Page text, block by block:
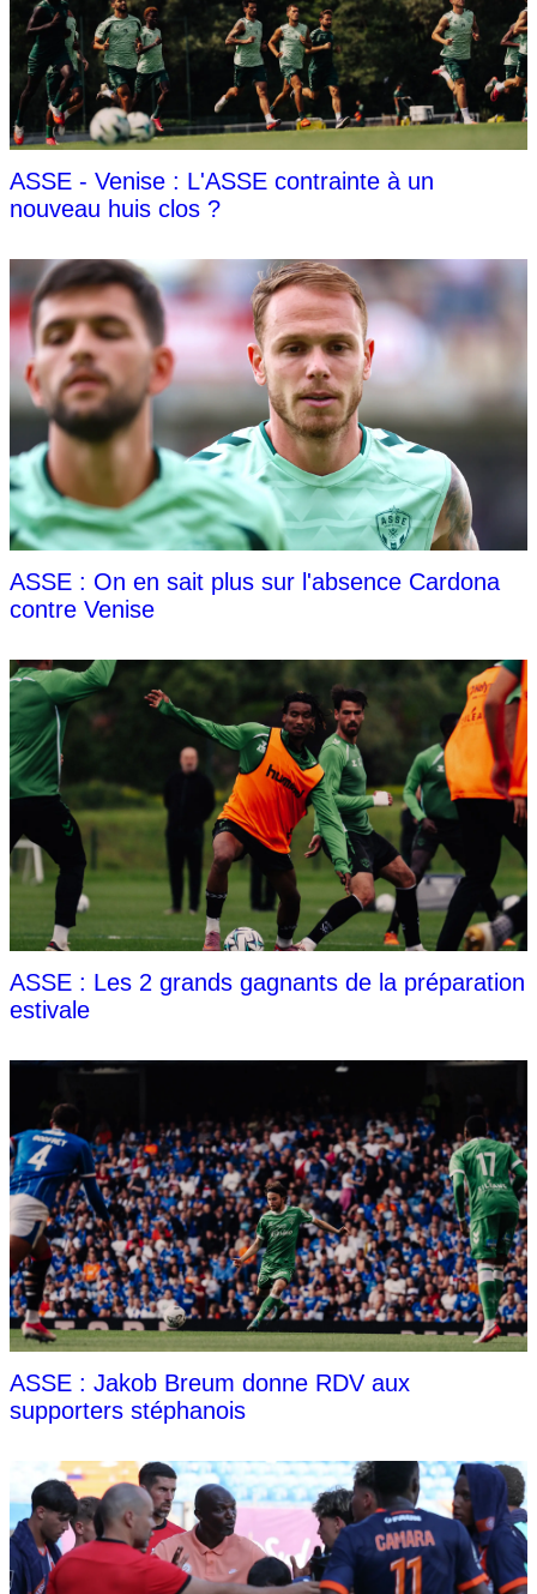
ASSE - Venise : L'ASSE contrainte à un
nouveau huis clos ?
ASSE : On en sait plus sur l'absence Cardona
contre Venise
ASSE : Les 2 grands gagnants de la préparation
estivale
ASSE : Jakob Breum donne RDV aux
supporters stéphanois